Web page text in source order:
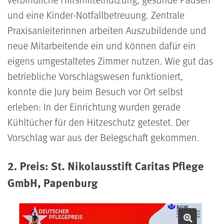
und eine Kinder-Notfallbetreuung. Zentrale
Praxisanleiterinnen arbeiten Auszubildende und
neue Mitarbeitende ein und können dafür ein
eigens umgestaltetes Zimmer nutzen. Wie gut das
betriebliche Vorschlagswesen funktioniert,
konnte die Jury beim Besuch vor Ort selbst
erleben: In der Einrichtung wurden gerade
Kühltücher für den Hitzeschutz getestet. Der
Vorschlag war aus der Belegschaft gekommen.
2. Preis: St. Nikolausstift Caritas Pflege
GmbH, Papenburg
Bild